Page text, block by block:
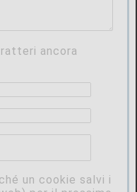
ancora
un cookie salvi i